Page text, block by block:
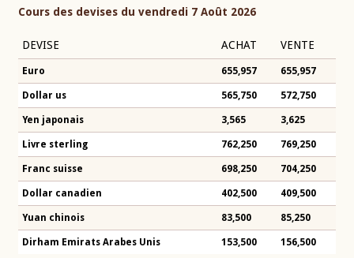
Cours des devises du vendredi 7 Août 2026
DEVISE ACHAT VENTE
Euro 655,957 655,957
Dollar us 565,750 572,750
Yen japonais 3,565 3,625
Livre sterling 762,250 769,250
Franc suisse 698,250 704,250
Dollar canadien 402,500 409,500
Yuan chinois 83,500 85,250
Dirham Emirats Arabes Unis 153,500 156,500